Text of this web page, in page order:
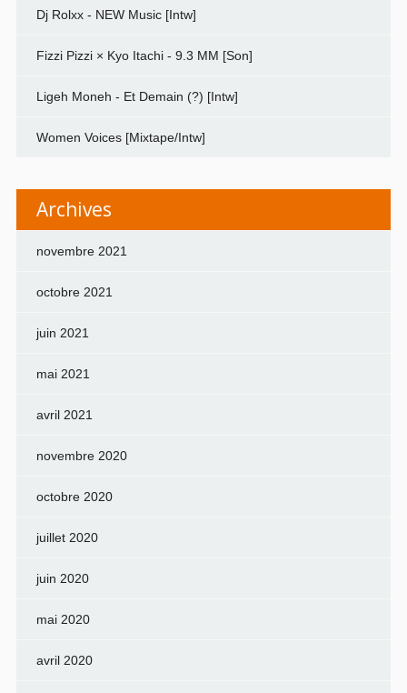
Dj Rolxx - NEW Music [Intw]
Fizzi Pizzi × Kyo Itachi - 9.3 MM [Son]
Ligeh Moneh - Et Demain (?) [Intw]
Women Voices [Mixtape/Intw]
Archives
novembre 2021
octobre 2021
juin 2021
mai 2021
avril 2021
novembre 2020
octobre 2020
juillet 2020
juin 2020
mai 2020
avril 2020